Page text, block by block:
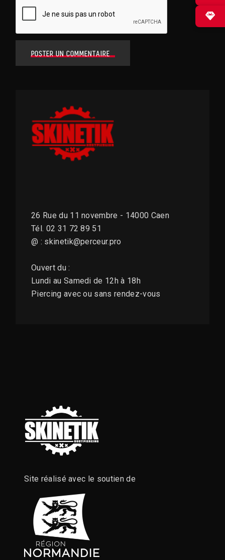
POSTER UN COMMENTAIRE
26 Rue du 11 novembre - 14000 Caen
Tél. 02 31 72 89 51
@ : skinetik@perceur.pro
Ouvert du :
Lundi au Samedi de 12h à 18h
Piercing avec ou sans rendez-vous
Site réalisé avec le soutien de